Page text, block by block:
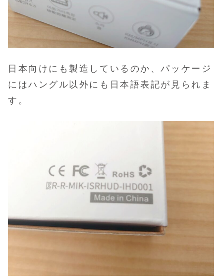
日本向けにも製造しているのか、パッケージ
にはハングル以外にも日本語表記が見られま
す 。